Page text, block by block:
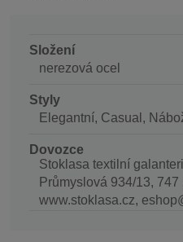
Složení
nerezová ocel
Styly
Elegantní, Casual,
Dovozce
Stoklasa textilní
Průmyslová 934/13,
www.stoklasa.cz,